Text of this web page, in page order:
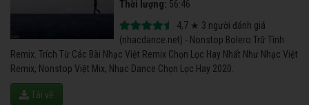
Thời lượng: 56:46
4,7 ★ 3 người đánh giá
(nhacdance.net) - Nonstop Bolero Trữ Tình
Remix. Trích Từ Các Bài Nhạc Việt Remix Chọn Lọc Hay Nhất Như Nhạc Việt
Remix, Nonstop Việt Mix, Nhạc Dance Chọn Lọc Hay 2020.
Tải về